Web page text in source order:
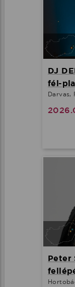
DJ
fél-
Darvas,
Peter